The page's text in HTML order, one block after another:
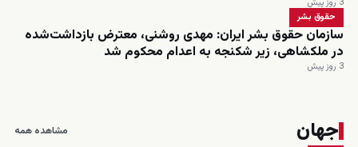
3 روز پیش
حقوق بشر
سازمان حقوق بشر ایران: مهدی روشنی، معترض بازداشت‌شده
در ملکشاهی، زیر شکنجه به اعدام محکوم شد
3 روز پیش
جهان مشاهده همه